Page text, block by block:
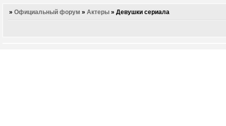
»Официальный форум »Актеры »Девушки сериала